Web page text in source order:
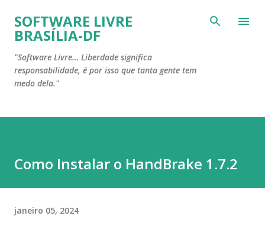
Pular para o conteúdo principal
SOFTWARE LIVRE
BRASÍLIA-DF
"Software Livre… Liberdade significa
responsabilidade, é por isso que tanta gente tem
medo dela."
Como Instalar o HandBrake 1.7.2
janeiro 05, 2024